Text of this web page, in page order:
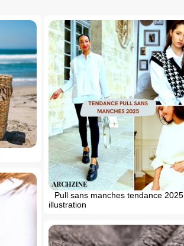
Pull sans manches tendance 2025
illustration